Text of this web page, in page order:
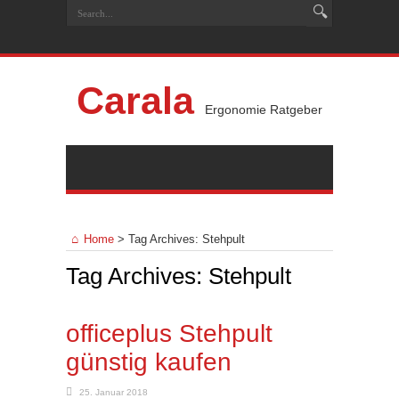
Carala Ergonomie Ratgeber
Home > Tag Archives: Stehpult
Tag Archives: Stehpult
officeplus Stehpult
günstig kaufen
25. Januar 2018